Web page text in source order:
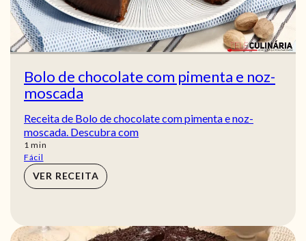
Bolo de chocolate com pimenta e noz-
moscada
Receita de Bolo de chocolate com pimenta e noz-
moscada. Descubra com
1 min
min
Fácil
VER RECEITA